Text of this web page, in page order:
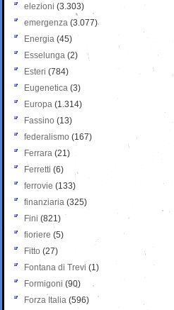
elezioni (3.303)
emergenza (3.077)
Energia (45)
Esselunga (2)
Esteri (784)
Eugenetica (3)
Europa (1.314)
Fassino (13)
federalismo (167)
Ferrara (21)
Ferretti (6)
ferrovie (133)
finanziaria (325)
Fini (821)
fioriere (5)
Fitto (27)
Fontana di Trevi (1)
Formigoni (90)
Forza Italia (596)